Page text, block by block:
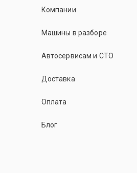
Компании
Машины в разборе
Автосервисам и СТО
Доставка
Оплата
Блог